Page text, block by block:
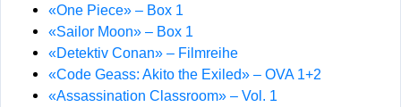
«One Piece» – Box 1
«Sailor Moon» – Box 1
«Detektiv Conan» – Filmreihe
«Code Geass: Akito the Exiled» – OVA 1+2
«Assassination Classroom» – Vol. 1